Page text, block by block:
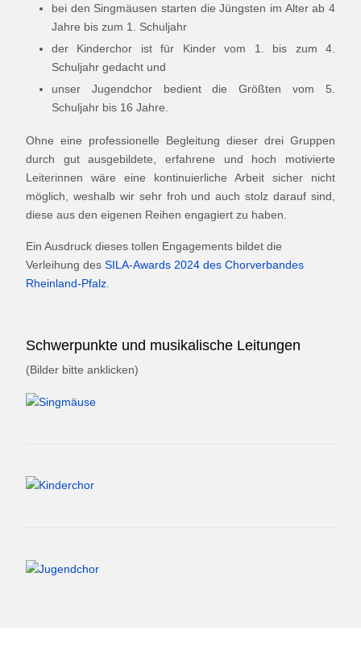
bei den Singmäusen starten die Jüngsten im Alter ab 4
Jahre bis zum 1. Schuljahr
der Kinderchor ist für Kinder vom 1. bis zum 4.
Schuljahr gedacht und
unser Jugendchor bedient die Größten vom 5.
Schuljahr bis 16 Jahre.
Ohne eine professionelle Begleitung dieser drei Gruppen
durch gut ausgebildete, erfahrene und hoch motivierte
Leiterinnen wäre eine kontinuierliche Arbeit sicher nicht
möglich, weshalb wir sehr froh und auch stolz darauf sind,
diese aus den eigenen Reihen engagiert zu haben.
Ein Ausdruck dieses tollen Engagements bildet die
Verleihung des SILA-Awards 2024 des Chorverbandes
Rheinland-Pfalz
Schwerpunkte und musikalische Leitungen
(Bilder bitte anklicken)